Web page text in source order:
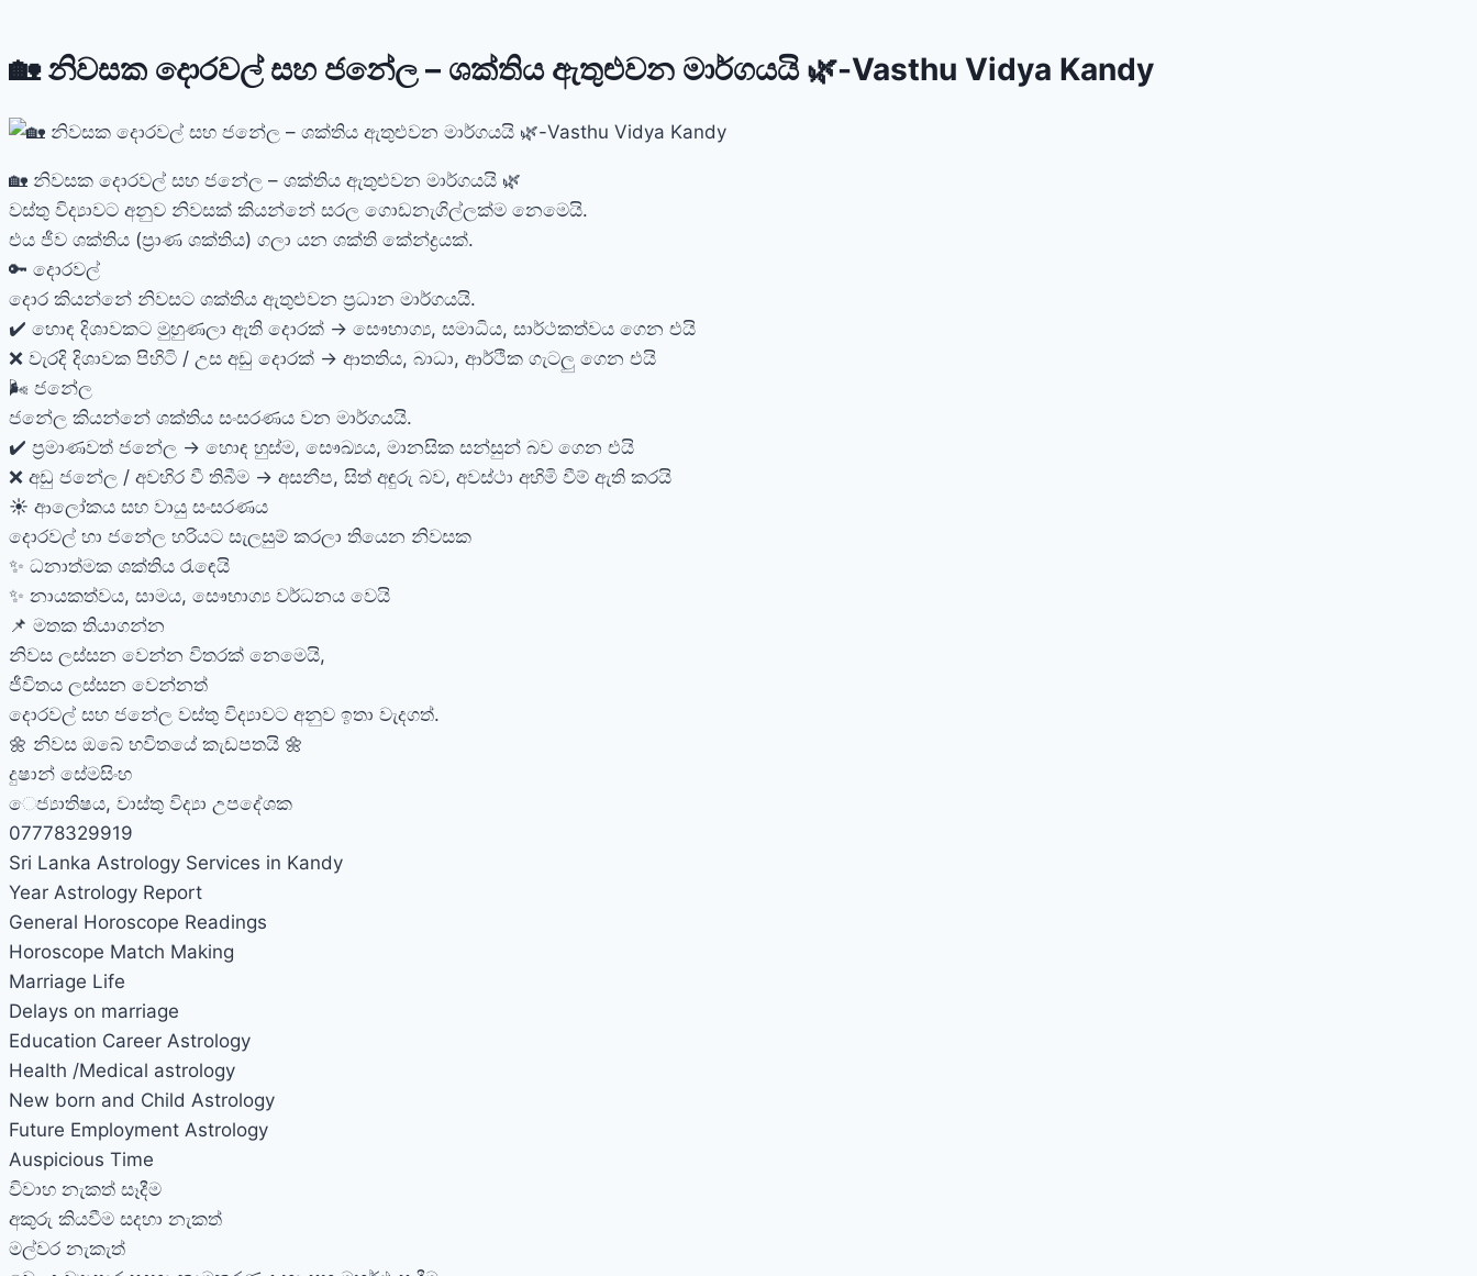
🏡 නිවසක දොරවල් සහ ජනේල – ශක්තිය ඇතුළුවන මාර්ගයයි 🌿-Vasthu Vidya Kandy
🏡 නිවසක දොරවල් සහ ජනේල – ශක්තිය ඇතුළුවන මාර්ගයයි 🌿
වස්තු විද්‍යාවට අනුව නිවසක් කියන්නේ සරල ගොඩනැගිල්ලක්ම නෙමෙයි.
එය ජීව ශක්තිය (ප්‍රාණ ශක්තිය) ගලා යන ශක්ති කේන්ද්‍රයක්.
🔑 දොරවල්
දොර කියන්නේ නිවසට ශක්තිය ඇතුළුවන ප්‍රධාන මාර්ගයයි.
✔️ හොඳ දිශාවකට මුහුණලා ඇති දොරක් → සෞභාග්‍ය, සමාධිය, සාර්ථකත්වය ගෙන එයි
❌ වැරදි දිශාවක පිහිටි / උස අඩු දොරක් → ආතතිය, බාධා, ආර්ථික ගැටලු ගෙන එයි
🌬️ ජනේල
ජනේල කියන්නේ ශක්තිය සංසරණය වන මාර්ගයයි.
✔️ ප්‍රමාණවත් ජනේල → හොඳ හුස්ම, සෞඛ්‍යය, මානසික සන්සුන් බව ගෙන එයි
❌ අඩු ජනේල / අවහිර වී තිබීම → අසනීප, සිත් අඳුරු බව, අවස්ථා අහිමි වීම් ඇති කරයි
☀️ ආලෝකය සහ වායු සංසරණය
දොරවල් හා ජනේල හරියට සැලසුම් කරලා තියෙන නිවසක
✨ ධනාත්මක ශක්තිය රැඳෙයි
✨ නායකත්වය, සාමය, සෞභාග්‍ය වර්ධනය වෙයි
📌 මතක තියාගන්න
නිවස ලස්සන වෙන්න විතරක් නෙමෙයි,
ජීවිතය ලස්සන වෙන්නත්
දොරවල් සහ ජනේල වස්තු විද්‍යාවට අනුව ඉතා වැදගත්.
🌼 නිවස ඔබේ භවිතයේ කැඩපතයි 🌼
දුෂාන් සේමසිංහ
‌ෙජ්‍යාතිෂය, වාස්තු විද්‍යා උපදේශක
07778329919
Sri Lanka Astrology Services in Kandy
Year Astrology Report
General Horoscope Readings
Horoscope Match Making
Marriage Life
Delays on marriage
Education Career Astrology
Health /Medical astrology
New born and Child Astrology
Future Employment Astrology
Auspicious Time
විවාහ නැකත් සෑදීම
අකුරු කියවීම සදහා නැකත්
මල්වර නැකැත්